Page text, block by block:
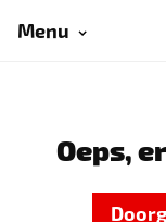
Menu
Oeps,